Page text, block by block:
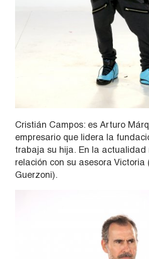
Cristián Campos: es Arturo
empresario que lidera la
trabaja su hija. En la actualidad
relación con su asesora Victoria
Guerzoni).